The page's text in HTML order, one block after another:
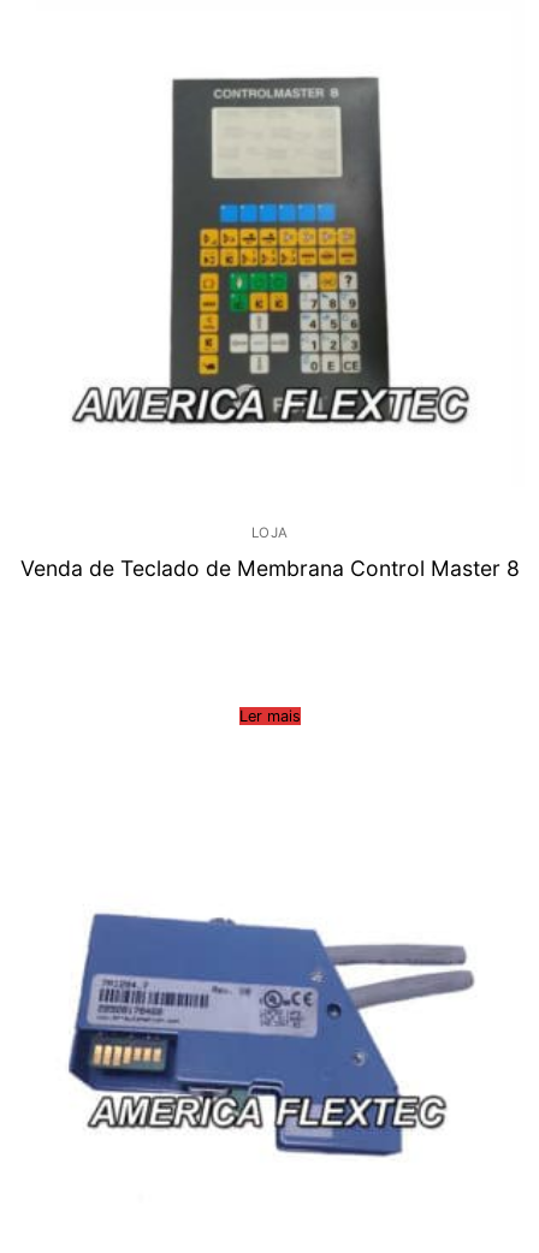
LOJA
Venda de Teclado de Membrana Control Master 8
Ler mais